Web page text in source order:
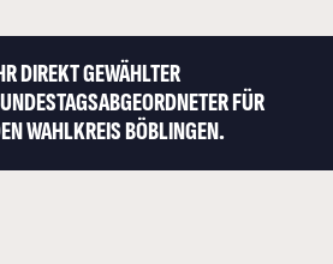
DIREKT GEWÄHLTER
FÜR
WAHLKREIS BÖBLINGEN.